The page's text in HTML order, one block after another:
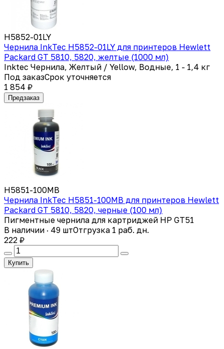
H5852-01LY
Чернила InkTec H5852-01LY для принтеров Hewlett
Packard GT 5810, 5820, желтые (1000 мл)
Inktec Чернила, Желтый / Yellow, Водные, 1 - 1,4 кг
Под заказСрок уточняется
1 854 ₽
Предзаказ
H5851-100MB
Чернила InkTec H5851-100MB для принтеров Hewlett
Packard GT 5810, 5820, черные (100 мл)
Пигментные чернила для картриджей HP GT51
В наличии · 49 штОтгрузка 1 раб. дн.
222 ₽
Купить